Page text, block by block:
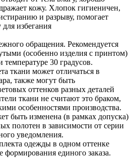
кожу. Хлопок гигиеничен,
и разрыву, помогает
для избегания
обращения. Рекомендуется
(особенно изделия с принтом)
30 градусов.
может отличаться в
также могут быть
оттенков разных деталей
ткани не считают это браком,
особенностями производства.
быть изменена (в рамках допуска)
полотен в зависимости от серии
уведомления.
одежды в одном оттенке
формирования единого заказа.